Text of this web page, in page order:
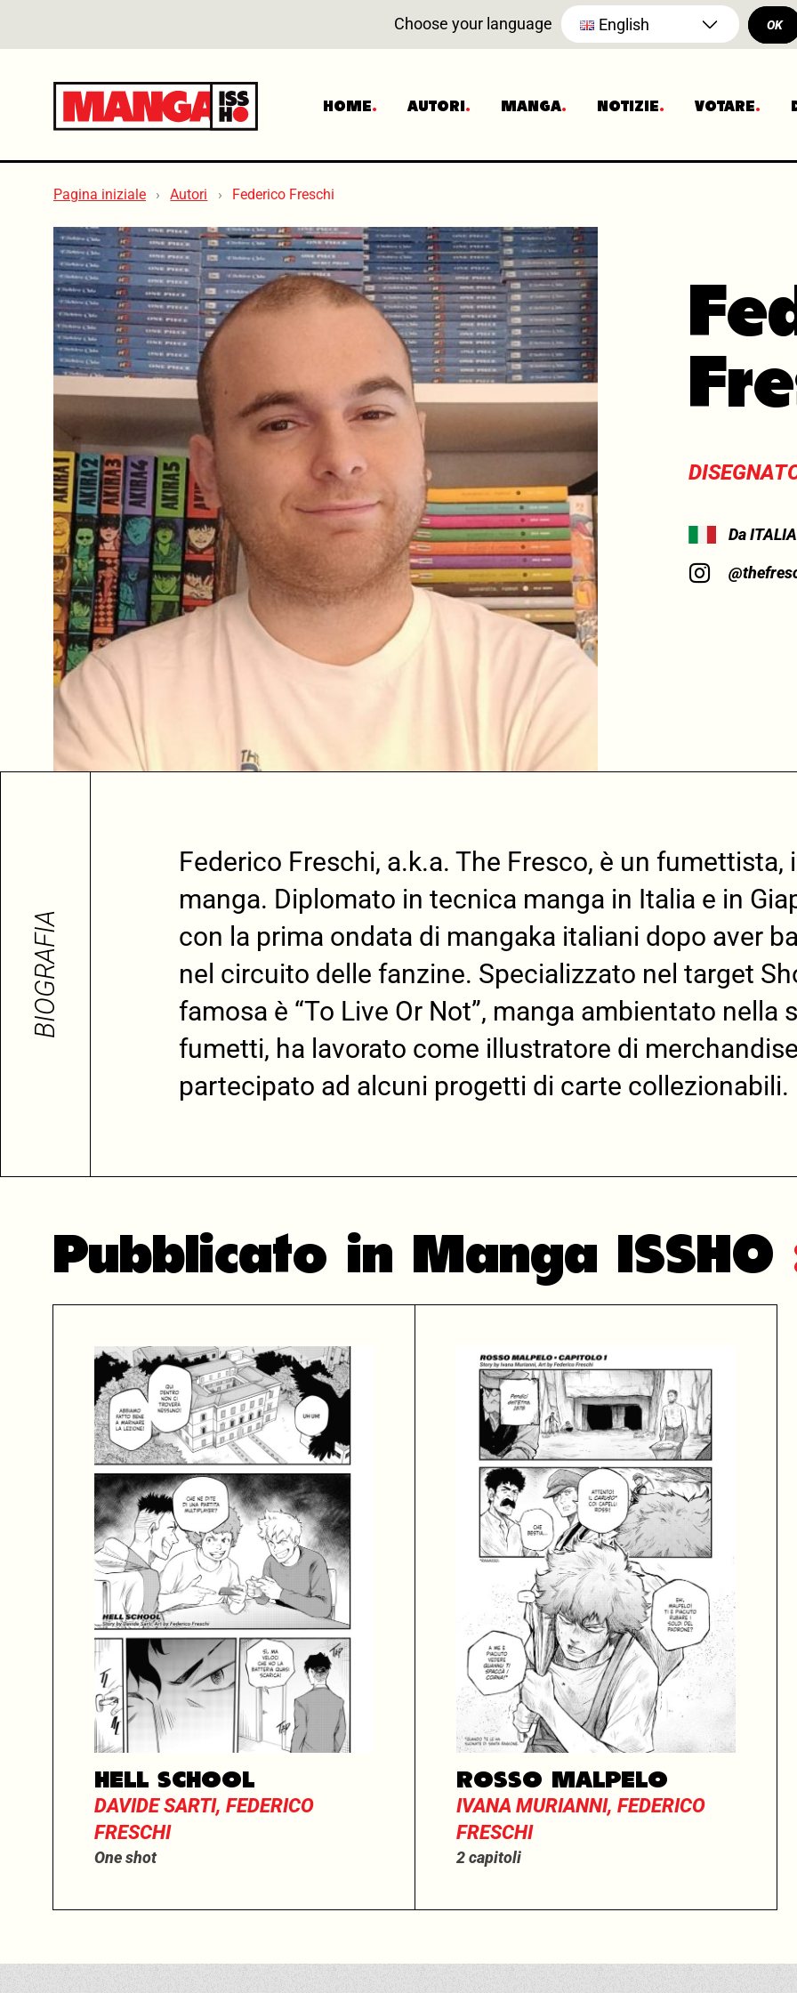
Choose your language English OK
HOME AUTORI MANGA NOTIZIE VOTARE
Pagina iniziale Autori Federico Freschi
Da ITALIA
BIOGRAFIA
Federico Freschi, a.k.a. The Fresco, è un
manga. Diplomato in tecnica manga in Italia e in
con la prima ondata di mangaka italiani dopo aver
nel circuito delle fanzine. Specializzato nel target
famosa è “To Live Or Not”, manga ambientato nella
fumetti, ha lavorato come illustratore di
partecipato ad alcuni progetti di carte collezionabili.
Pubblicato in Manga ISSHO
HELL SCHOOL
DAVIDE SARTI, FEDERICO
FRESCHI
One shot
ROSSO MALPELO
IVANA MURIANNI, FEDERICO
FRESCHI
2 capitoli